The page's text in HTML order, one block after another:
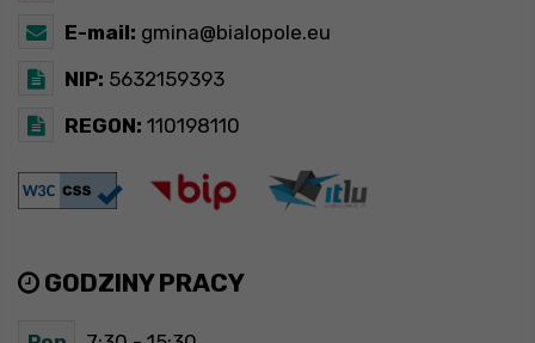
E-mail: gmina@bialopole.eu
NIP: 5632159393
REGON: 110198110
GODZINY PRACY